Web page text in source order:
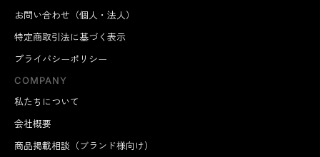
お問い合わせ（個人・法人）
特定商取引法に基づく表示
プライバシーポリシー
COMPANY
私たちについて
会社概要
商品掲載相談（ブランド様向け）